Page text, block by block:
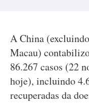
A China
Macau)
86.267 casos (22
hoje), incluindo
recuperadas da